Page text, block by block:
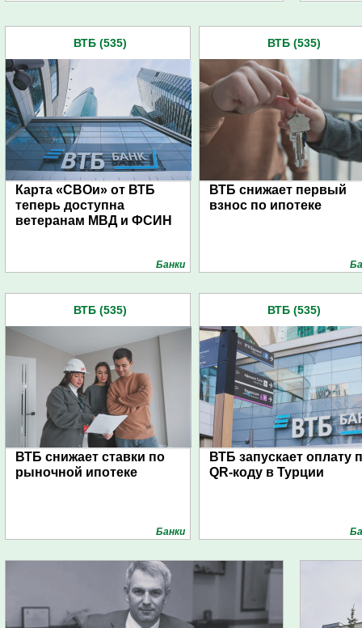
ВТБ (535)
Карта «СВОи» от ВТБ
теперь доступна
ветеранам МВД и ФСИН
Банки
ВТБ (535)
ВТБ снижает первый
взнос по ипотеке
ВТБ (535)
ВТБ снижает ставки по
рыночной ипотеке
Банки
ВТБ (535)
ВТБ запускает оплату
QR-коду в Турции